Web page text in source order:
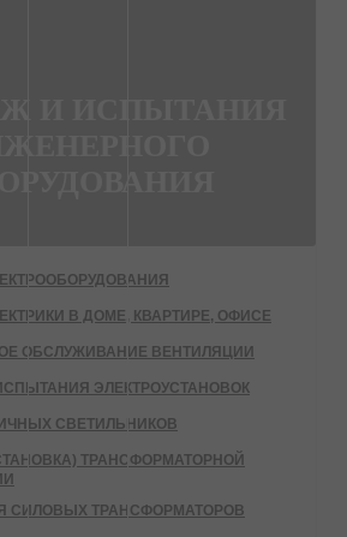
В ДОМЕ, КВАРТИРЕ, ОФИСЕ
ОБСЛУЖИВАНИЕ ВЕНТИЛЯЦИИ
ЭЛЕКТРОУСТАНОВОК
СВЕТИЛЬНИКОВ
ТРАНСФОРМАТОРНОЙ
СИЛОВЫХ ТРАНСФОРМАТОРОВ